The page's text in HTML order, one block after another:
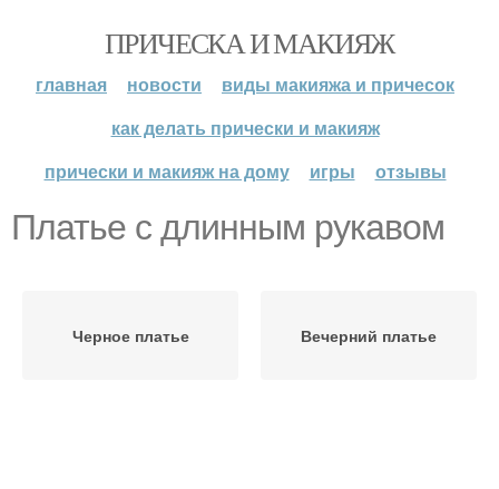
ПРИЧЕСКА И МАКИЯЖ
главная новости
виды макияжа и причесок
как делать прически и макияж
прически и макияж на дому
игры отзывы
Платье с длинным рукавом
Черное платье Вечерний платье